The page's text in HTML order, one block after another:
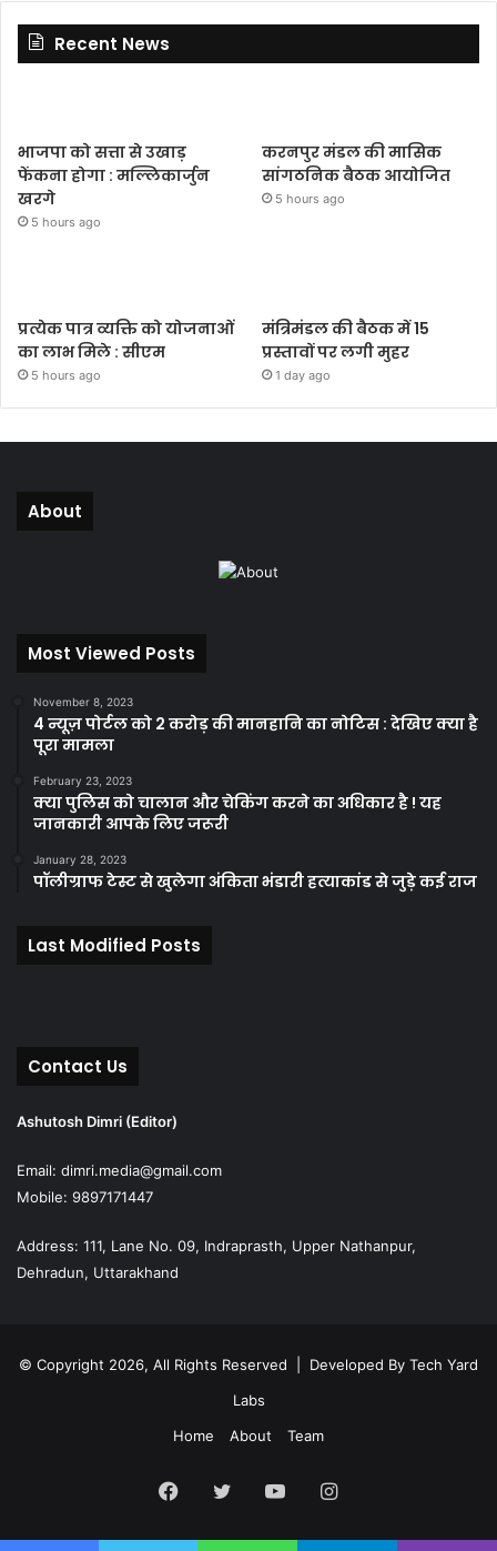
Recent News
भाजपा को सत्ता से उखाड़
फेंकना होगा : मल्लिकार्जुन
खरगे
5 hours ago
करनपुर मंडल की मासिक
सांगठनिक बैठक आयोजित
5 hours ago
प्रत्येक पात्र व्यक्ति को योजनाओं
का लाभ मिले : सीएम
5 hours ago
मंत्रिमंडल की बैठक में 15
प्रस्तावों पर लगी मुहर
1 day ago
About
Most Viewed Posts
November 8, 2023
4 न्यूज़ पोर्टल को 2 करोड़ की मानहानि का नोटिस : देखिए क्या है
पूरा मामला
February 23, 2023
क्या पुलिस को चालान और चेकिंग करने का अधिकार है ! यह
जानकारी आपके लिए जरूरी
January 28, 2023
पॉलीग्राफ टेस्ट से खुलेगा अंकिता भंडारी हत्याकांड से जुड़े कई राज
Last Modified Posts
Contact Us
Ashutosh Dimri (Editor)
Email: dimri.media@gmail.com
Mobile: 9897171447
Address: 111, Lane No. 09, Indraprasth, Upper Nathanpur,
Dehradun, Uttarakhand
© Copyright 2026, All Rights Reserved | Developed By Tech Yard
Labs
Home
About Team
Facebook
TwitterYouTubeInstagram